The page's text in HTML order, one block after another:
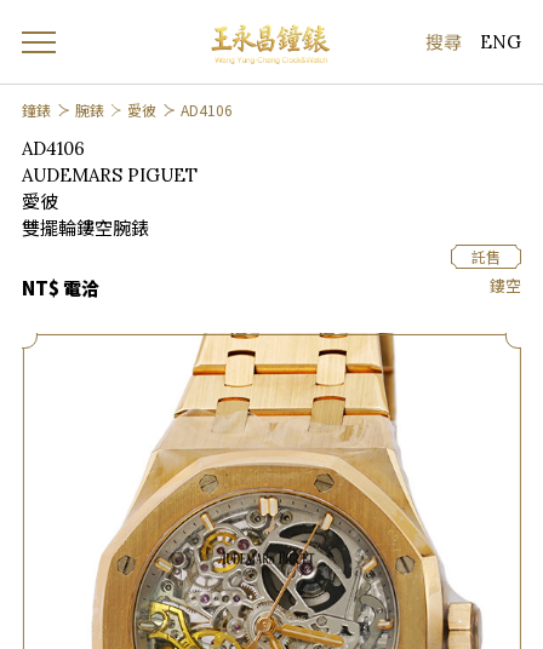
ENG
鐘錶 腕錶 愛彼 AD4106
AD4106
AUDEMARS PIGUET
愛彼
雙擺輪鏤空腕錶
NT$ 電洽
託售
鏤空